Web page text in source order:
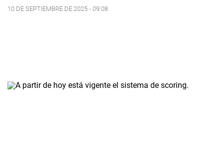
10 DE SEPTIEMBRE DE 2025 - 09:08